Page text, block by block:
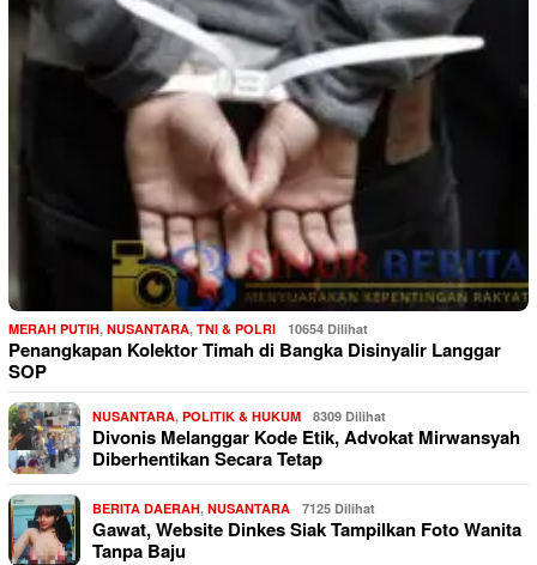
MERAH PUTIH, NUSANTARA, TNI & POLRI 10654 Dilihat
Penangkapan Kolektor Timah di Bangka Disinyalir Langgar
SOP
NUSANTARA, POLITIK & HUKUM 8309 Dilihat
Divonis Melanggar Kode Etik, Advokat Mirwansyah
Diberhentikan Secara Tetap
BERITA DAERAH, NUSANTARA 7125 Dilihat
Gawat, Website Dinkes Siak Tampilkan Foto Wanita
Tanpa Baju